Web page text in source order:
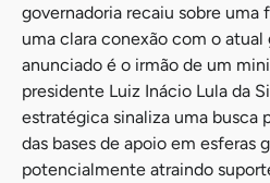
governadoria recaiu sobre uma
uma clara conexão com o
anunciado é o irmão de um
presidente Luiz Inácio Lula da
estratégica sinaliza uma busca
das bases de apoio em esferas
potencialmente atraindo